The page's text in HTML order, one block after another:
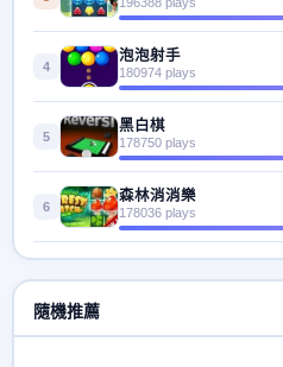
4
泡泡射手
180974 plays
5
黑白棋
178750 plays
6
森林消消樂
178036 plays
隨機推薦